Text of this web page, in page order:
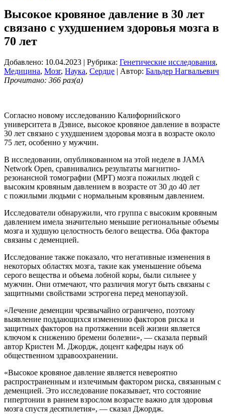
Высокое кровяное давление в 30 лет
связано с ухудшением здоровья мозга в
70 лет
Добавлено: 10.04.2023 | Рубрика: Генетические исследования,
Медицина, Мозг, Наука, Сердце | Автор: Бальдер Нагвальевич
Прочитано: 366 раз(а)
Согласно новому исследованию Калифорнийского
университета в Дэвисе, высокое кровяное давление в возрасте
30 лет связано с ухудшением здоровья мозга в возрасте около
75 лет, особенно у мужчин.
В исследовании, опубликованном на этой неделе в JAMA
Network Open, сравнивались результаты магнитно-
резонансной томографии (МРТ) мозга пожилых людей с
высоким кровяным давлением в возрасте от 30 до 40 лет
с пожилыми людьми с нормальным кровяным давлением.
Исследователи обнаружили, что группа с высоким кровяным
давлением имела значительно меньшие региональные объемы
мозга и худшую целостность белого вещества. Оба фактора
связаны с деменцией.
Исследование также показало, что негативные изменения в
некоторых областях мозга, такие как уменьшение объема
серого вещества и объема лобной коры, были сильнее у
мужчин. Они отмечают, что различия могут быть связаны с
защитными свойствами эстрогена перед менопаузой.
«Лечение деменции чрезвычайно ограничено, поэтому
выявление поддающихся изменению факторов риска и
защитных факторов на протяжении всей жизни является
ключом к снижению бремени болезни», — сказала первый
автор Кристен М. Джордж, доцент кафедры наук об
общественном здравоохранении.
«Высокое кровяное давление является невероятно
распространенным и излечимым фактором риска, связанным с
деменцией. Это исследование показывает, что состояние
гипертонии в раннем взрослом возрасте важно для здоровья
мозга спустя десятилетия», — сказал Джордж.